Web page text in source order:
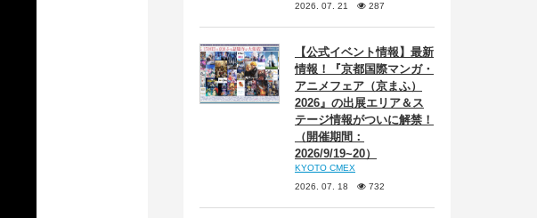
2026. 07. 21
287
【公式イベント情報】最新
情報！『京都国際マンガ・
アニメフェア（京まふ）
2026』の出展エリア＆ス
テージ情報がついに解禁！
（開催期間：
2026/9/19~20）
KYOTO CMEX
2026. 07. 18
732